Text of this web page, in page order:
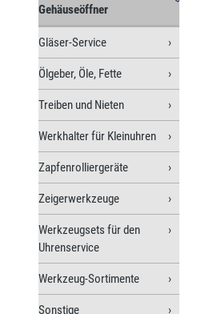
Gehäuseöffner
Gläser-Service
Ölgeber, Öle, Fette
Treiben und Nieten
Werkhalter für Kleinuhren
Zapfenrolliergeräte
Zeigerwerkzeuge
Werkzeugsets für den
Uhrenservice
Werkzeug-Sortimente
Sonstige